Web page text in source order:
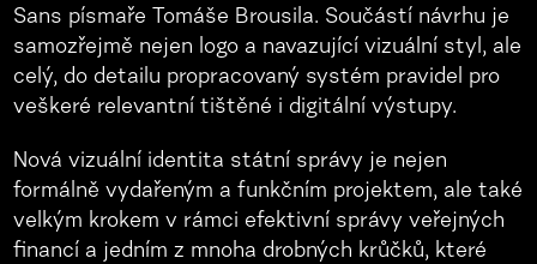
Sans písmaře Tomáše Brousila. Součástí návrhu je
samozřejmě nejen logo a navazující vizuální styl, ale
celý, do detailu propracovaný systém pravidel pro
veškeré relevantní tištěné i digitální výstupy.
Nová vizuální identita státní správy je nejen
formálně vydařeným a funkčním projektem, ale také
velkým krokem v rámci efektivní správy veřejných
financí a jedním z mnoha drobných krůčků, které